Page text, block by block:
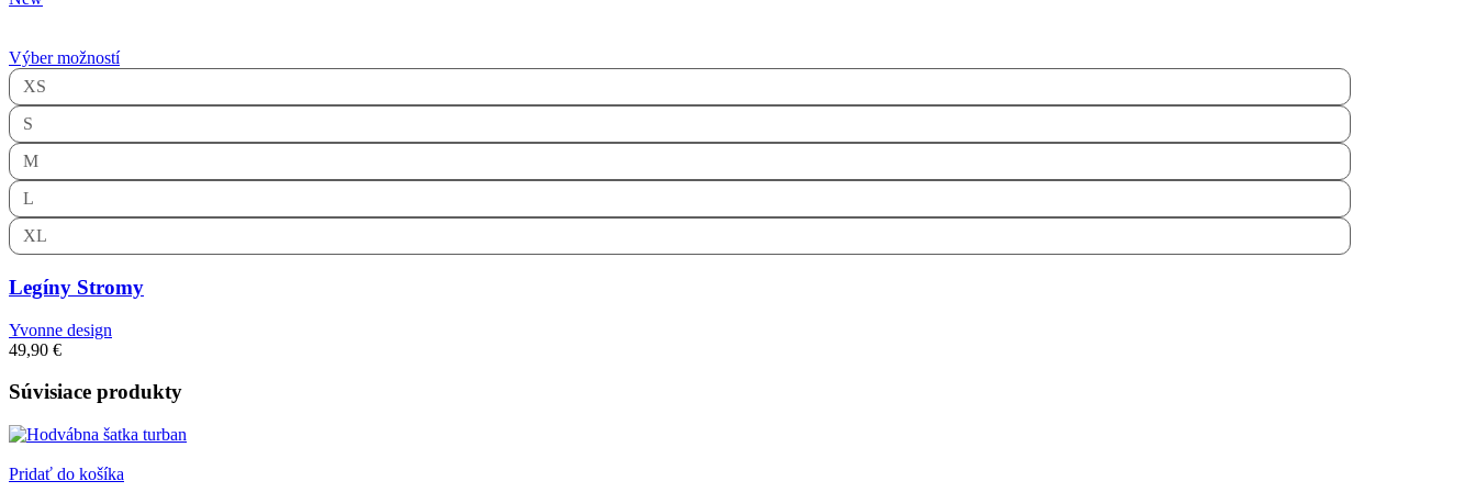
Výber možností
XS
S
M
L
XL
Legíny Stromy
Yvonne design
49,90 €
Súvisiace produkty
Pridať do košíka